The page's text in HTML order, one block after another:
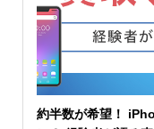
約半数が希望！